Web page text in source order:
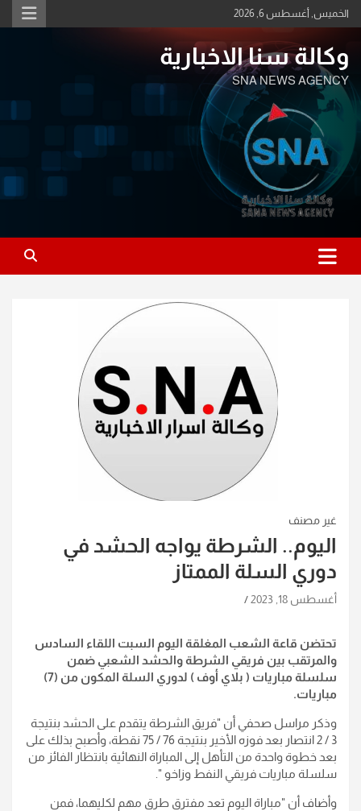
Skip
to
الخميس, أغسطس 6, 2026
وكالة سنا الاخبارية
SNA NEWS AGENCY
غير مصنف
اليوم.. الشرطة يواجه الحشد في
دوري السلة الممتاز
أغسطس 18, 2023
تحتضن قاعة الشعب المغلقة اليوم السبت اللقاء السادس
والمرتقب بين فريقي الشرطة والحشد الشعبي ضمن
سلسلة مباريات ( بلاي أوف ) لدوري السلة المكون من (7)
مباريات.
وذكر مراسل صحفي أن "فريق الشرطة يتقدم على الحشد بنتيجة
3 / 2 انتصار بعد فوزه الأخير بنتيجة 76 / 75 نقطة، وأصبح بذلك على
بعد خطوة واحدة من التأهل إلى المباراة النهائية بانتظار الفائز من
سلسلة مباريات فريقي النفط وزاخو ".
وأضاف أن "مباراة اليوم تعد مفترق طرق مهم لكليهما، فمن